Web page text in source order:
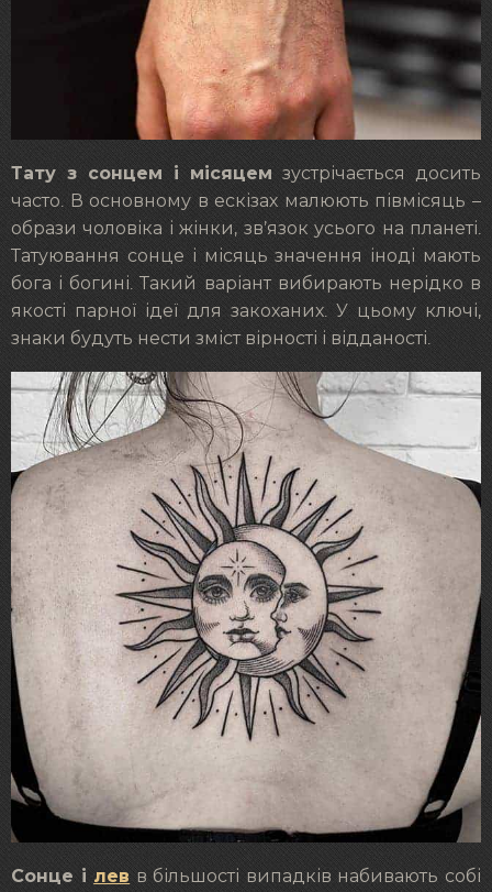
Тату з сонцем і місяцем зустрічається досить
часто. В основному в ескізах малюють півмісяць –
образи чоловіка і жінки, зв’язок усього на планеті.
Татуювання сонце і місяць значення іноді мають
бога і богині. Такий варіант вибирають нерідко в
якості парної ідеї для закоханих. У цьому ключі,
знаки будуть нести зміст вірності і відданості.
Сонце ілевв більшості випадків набивають собі